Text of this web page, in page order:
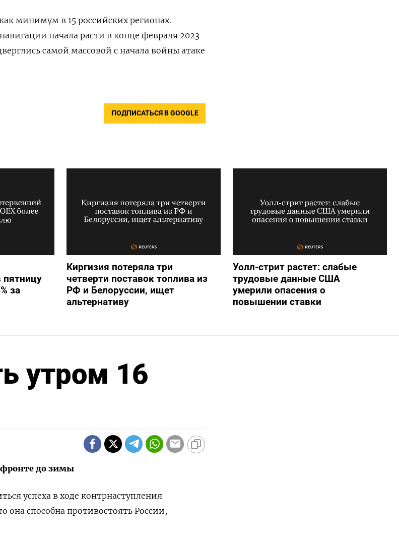
минимум в 15 российских регионах.
начала расти в конце февраля 2023
самой массовой с начала войны атаке
ПОДПИСАТЬСЯ В GOOGLE
пятницу
за
Киргизия потеряла три
четверти поставок топлива из
РФ и Белоруссии, ищет
альтернативу
Уолл-стрит растет: слабые
трудовые данные США
умерили опасения о
повышении ставки
утром 16
фронте до зимы
успеха в ходе контрнаступления
она способна противостоять России,